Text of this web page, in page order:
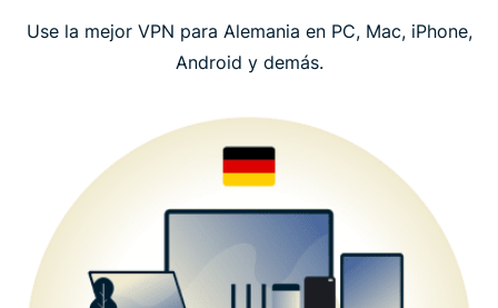
Use la mejor VPN para Alemania en PC, Mac, iPhone,
Android y demás.